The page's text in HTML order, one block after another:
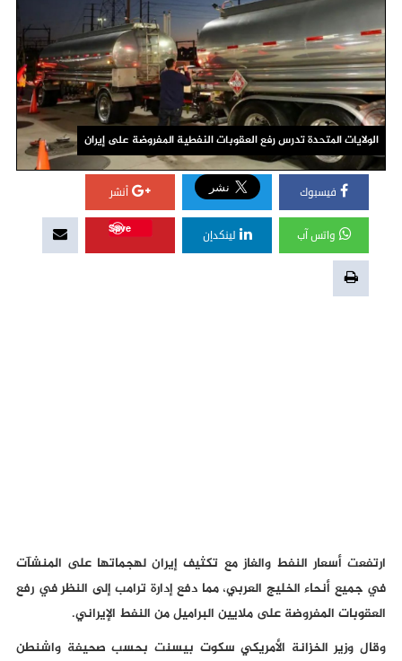
الولايات المتحدة تدرس رفع العقوبات النفطية المفروضة على إيران
فيسبوك أنشر
واتس آب لينكدإن
Save
ارتفعت أسعار النفط والغاز مع تكثيف إيران لهجماتها على المنشآت
في جميع أنحاء الخليج العربي، مما دفع إدارة ترامب إلى النظر في رفع
العقوبات المفروضة على ملايين البراميل من النفط الإيراني.
وقال وزير الخزانة الأمريكي سكوت بيسنت بحسب صحيفة واشنطن